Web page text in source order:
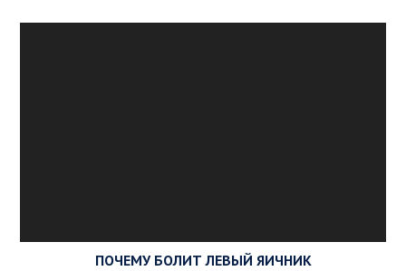
ПОЧЕМУ БОЛИТ ЛЕВЫЙ ЯИЧНИК